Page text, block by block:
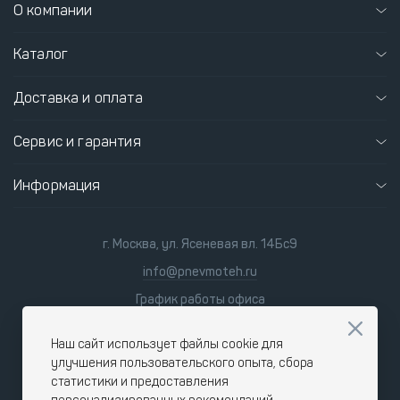
О компании
Каталог
Доставка и оплата
Сервис и гарантия
Информация
г. Москва, ул. Ясеневая вл. 14Бс9
info@pnevmoteh.ru
График работы офиса
9:00 - 18:00
Наш сайт использует файлы cookie для
улучшения пользовательского опыта, сбора
статистики и предоставления